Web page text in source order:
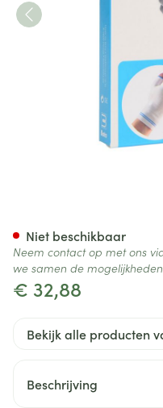
€ 32,88
Niet beschikbaar
Neem contact op met ons
we samen de
Bekijk alle producten
Beschrijving